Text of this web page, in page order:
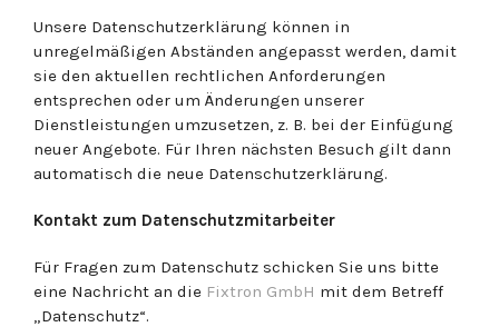
Unsere Datenschutzerklärung können in
unregelmäßigen Abständen angepasst werden, damit
sie den aktuellen rechtlichen Anforderungen
entsprechen oder um Änderungen unserer
Dienstleistungen umzusetzen, z. B. bei der Einfügung
neuer Angebote. Für Ihren nächsten Besuch gilt dann
automatisch die neue Datenschutzerklärung.
Kontakt zum Datenschutzmitarbeiter
Für Fragen zum Datenschutz schicken Sie uns bitte
eine Nachricht an die Fixtron GmbH mit dem Betreff
„Datenschutz“.